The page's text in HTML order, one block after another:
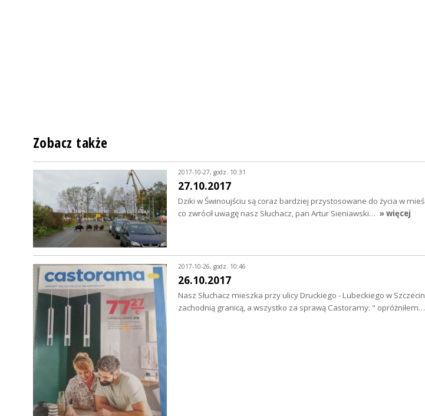
Zobacz także
2017-10-27, godz. 10:31
27.10.2017
Dziki w Świnoujściu są coraz bardziej przystosowane do życia w
co zwrócił uwagę nasz Słuchacz, pan Artur Sieniawski… » więcej
2017-10-26, godz. 10:46
26.10.2017
Nasz Słuchacz mieszka przy ulicy Druckiego - Lubeckiego w
zachodnią granicą, a wszystko za sprawą Castoramy: " opróżniłem…